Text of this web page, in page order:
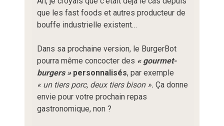
que les fast foods et autres producteur de
bouffe industrielle existent…
Dans sa prochaine version, le BurgerBot
pourra même concocter des « gourmet-
burgers »personnalisés, par exemple
« un tiers porc, deux tiers bison ». Ça donne
envie pour votre prochain repas
gastronomique, non ?